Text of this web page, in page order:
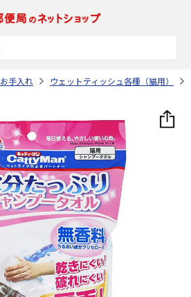
お手入れ ウェットティッシュ各種（猫用）